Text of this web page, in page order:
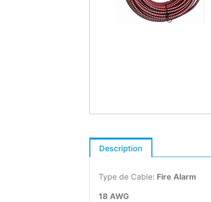
Description
Type de Cable: Fire Alarm
18 AWG